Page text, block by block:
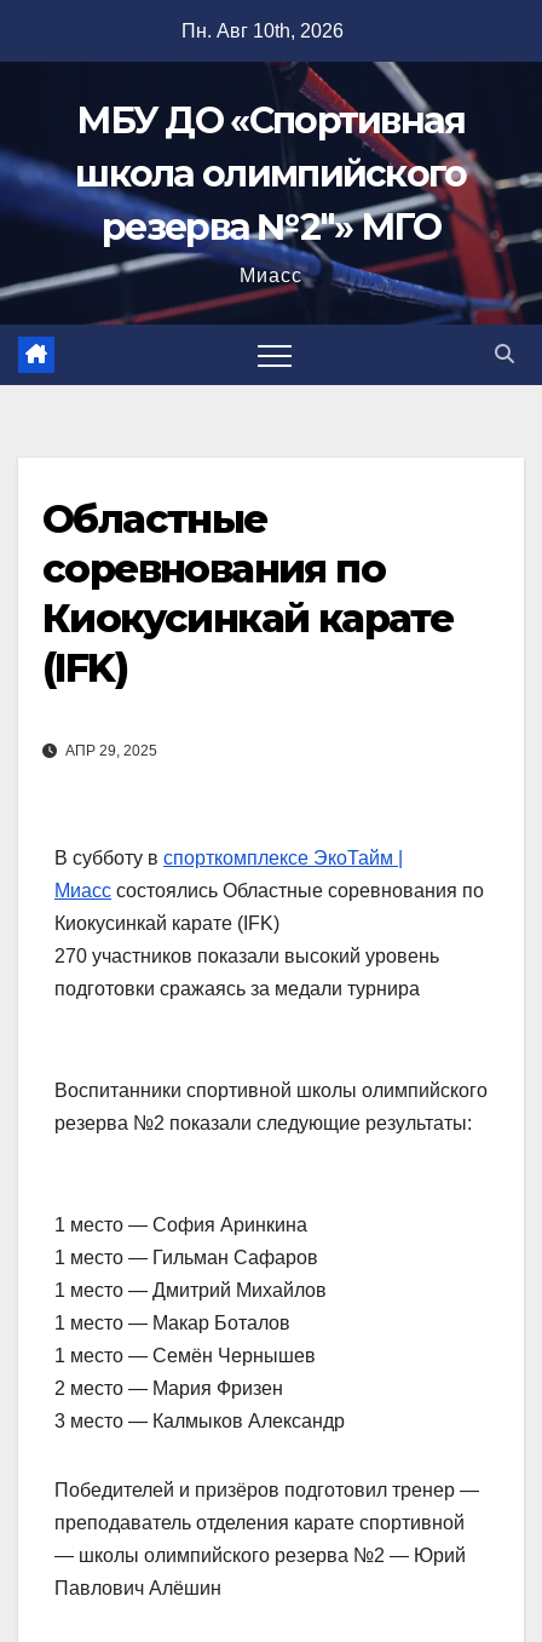
Пн. Авг 10th, 2026
МБУ ДО «Спортивная
школа олимпийского
резерва №2"» МГО
Миасс
Областные
соревнования по
Киокусинкай карате
(IFK)
АПР 29, 2025
В субботу в спорткомплексе ЭкоТайм |
Миасс состоялись Областные соревнования по
Киокусинкай карате (IFK)
270 участников показали высокий уровень
подготовки сражаясь за медали турнира
Воспитанники спортивной школы олимпийского
резерва №2 показали следующие результаты:
1 место — София Аринкина
1 место — Гильман Сафаров
1 место — Дмитрий Михайлов
1 место — Макар Боталов
1 место — Семён Чернышев
2 место — Мария Фризен
3 место — Калмыков Александр
Победителей и призёров подготовил тренер —
преподаватель отделения карате спортивной
— школы олимпийского резерва №2 — Юрий
Павлович Алёшин